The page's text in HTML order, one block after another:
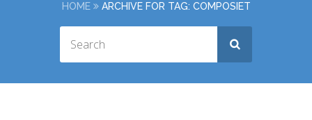
HOME ARCHIVE FOR TAG: COMPOSIET